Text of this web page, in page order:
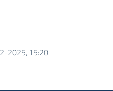
2025, 15:20